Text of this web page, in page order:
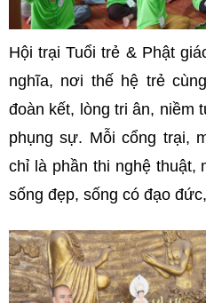
Hội trại Tuổi trẻ & Phật
nghĩa, nơi thế hệ trẻ
đoàn kết, lòng tri ân, niềm
phụng sự. Mỗi cổng trại,
chỉ là phần thi nghệ thuật,
sống đẹp, sống có đạo